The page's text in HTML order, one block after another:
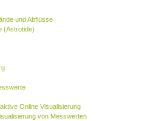
und Abflüsse
(Astrotide)
Online Visualisierung
von Messwerten